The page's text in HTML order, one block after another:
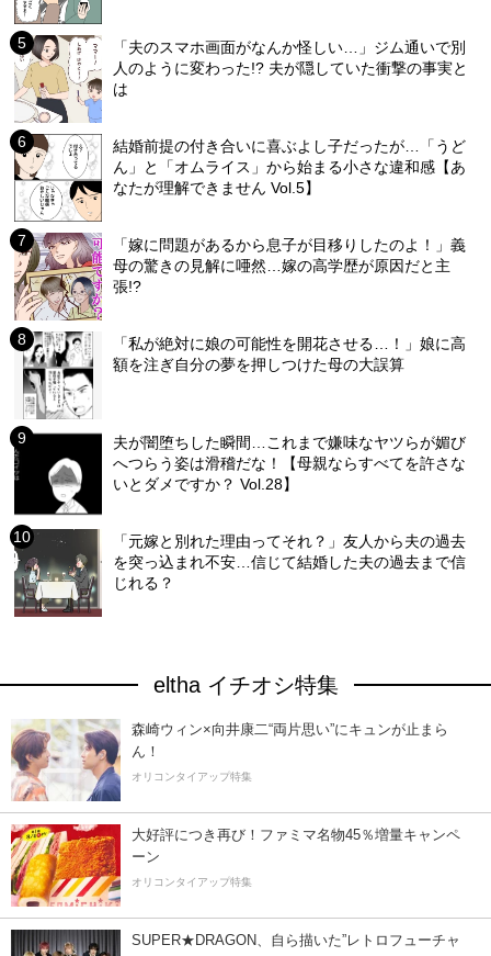
「夫のスマホ画面がなんか怪しい…」ジム通いで別
人のように変わった!? 夫が隠していた衝撃の事実と
は
結婚前提の付き合いに喜ぶよし子だったが…「うど
ん」と「オムライス」から始まる小さな違和感【あ
なたが理解できません Vol.5】
「嫁に問題があるから息子が目移りしたのよ！」義
母の驚きの見解に唖然…嫁の高学歴が原因だと主
張!?
「私が絶対に娘の可能性を開花させる…！」娘に高
額を注ぎ自分の夢を押しつけた母の大誤算
夫が闇堕ちした瞬間…これまで嫌味なヤツらが媚び
へつらう姿は滑稽だな！【母親ならすべてを許さな
いとダメですか？ Vol.28】
「元嫁と別れた理由ってそれ？」友人から夫の過去
を突っ込まれ不安…信じて結婚した夫の過去まで信
じれる？
eltha イチオシ特集
森崎ウィン×向井康二“両片思い”にキュンが止まら
ん！
オリコンタイアップ特集
大好評につき再び！ファミマ名物45％増量キャンペ
ーン
オリコンタイアップ特集
SUPER★DRAGON、自ら描いた”レトロフューチャ